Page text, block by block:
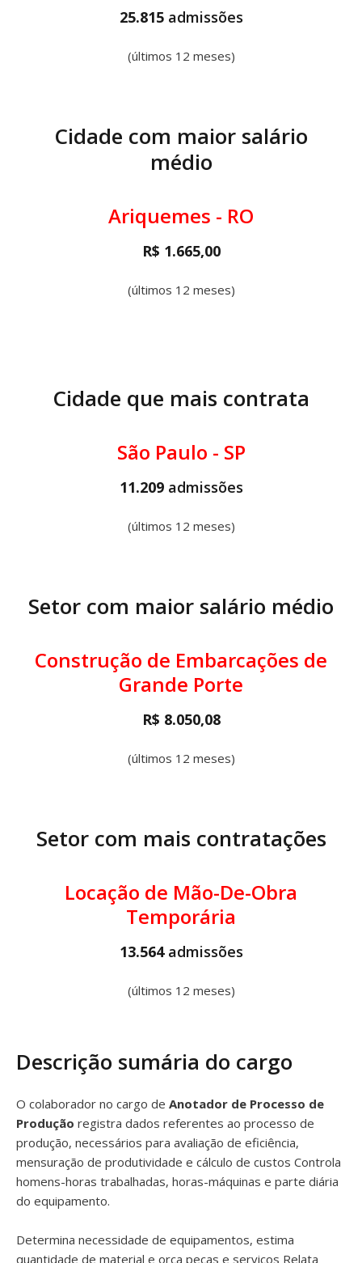
25.815 admissões
(últimos 12 meses)
Cidade com maior salário
médio
Ariquemes - RO
R$ 1.665,00
(últimos 12 meses)
Cidade que mais contrata
São Paulo - SP
11.209 admissões
(últimos 12 meses)
Setor com maior salário médio
Construção de Embarcações de
Grande Porte
R$ 8.050,08
(últimos 12 meses)
Setor com mais contratações
Locação de Mão-De-Obra
Temporária
13.564 admissões
(últimos 12 meses)
Descrição sumária do cargo
O colaborador no cargo de Anotador de Processo de
Produção registra dados referentes ao processo de
produção, necessários para avaliação de eficiência,
mensuração de produtividade e cálculo de custos Controla
homens-horas trabalhadas, horas-máquinas e parte diária
do equipamento.
Determina necessidade de equipamentos, estima
quantidade de material e orça peças e serviços Relata